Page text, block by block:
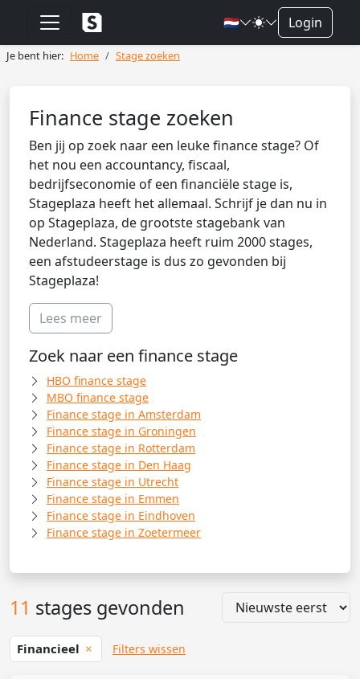
🇳🇱 Login
Je bent hier: Home Stage zoeken
Finance stage zoeken
Ben jij op zoek naar een leuke finance stage? Of
het nou een accountancy, fiscaal,
bedrijfseconomie of een financiële stage is,
Stageplaza heeft het allemaal. Schrijf je dan nu in
op Stageplaza, de grootste stagebank van
Nederland. Stageplaza heeft ruim 2000 stages,
een afstudeerstage is dus zo gevonden bij
Stageplaza!
Lees meer
Zoek naar een finance stage
HBO finance stage
MBO finance stage
Finance stage in Amsterdam
Finance stage in Groningen
Finance stage in Rotterdam
Finance stage in Den Haag
Finance stage in Utrecht
Finance stage in Emmen
Finance stage in Eindhoven
Finance stage in Zoetermeer
11 stages gevonden
Financieel Filters wissen